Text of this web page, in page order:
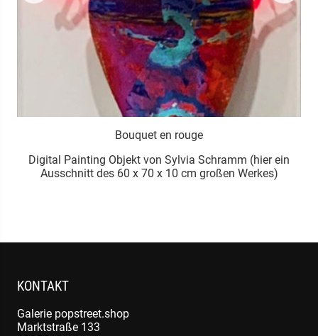
Bouquet en rouge
Digital Painting Objekt von Sylvia Schramm (hier ein
Ausschnitt des 60 x 70 x 10 cm großen Werkes)
KONTAKT
Galerie popstreet.shop
Marktstraße 133